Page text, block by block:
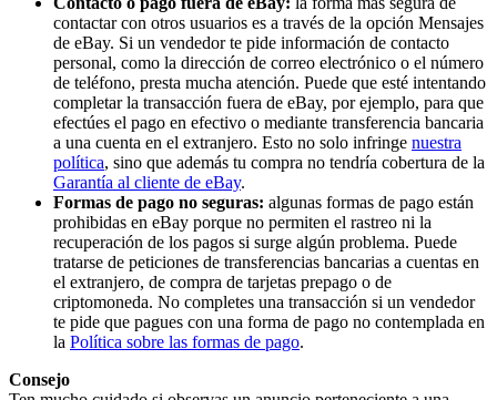
contactar con otros usuarios es a través de la opción Mensajes
de eBay. Si un vendedor te pide información de contacto
personal, como la dirección de correo electrónico o el número
de teléfono, presta mucha atención. Puede que esté intentando
completar la transacción fuera de eBay, por ejemplo, para que
efectúes el pago en efectivo o mediante transferencia bancaria
a una cuenta en el extranjero. Esto no solo infringe nuestra
política, sino que además tu compra no tendría cobertura de la
Garantía al cliente de eBay.
Formas de pago no seguras: algunas formas de pago están
prohibidas en eBay porque no permiten el rastreo ni la
recuperación de los pagos si surge algún problema. Puede
tratarse de peticiones de transferencias bancarias a cuentas en
el extranjero, de compra de tarjetas prepago o de
criptomoneda. No completes una transacción si un vendedor
te pide que pagues con una forma de pago no contemplada en
la Política sobre las formas de pago.
Consejo